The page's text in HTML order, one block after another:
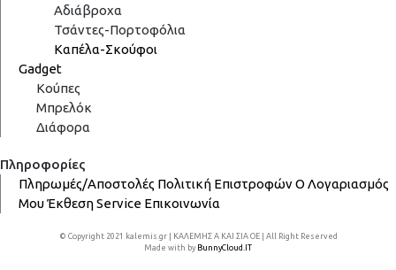
Αδιάβροχα
Τσάντες-Πορτοφόλια
Καπέλα-Σκούφοι
Gadget
Κούπες
Μπρελόκ
Διάφορα
Πληροφορίες
Πληρωμές/Αποστολές Πολιτική ΕπιστροφώνΟ Λογαριασμός
ΜουΈκθεσηService Επικοινωνία
© Copyright 2021 kalemis.gr | ΚΑΛΕΜΗΣ Α ΚΑΙ ΣΙΑ ΟΕ | All Right Reserved
Made with by BunnyCloud.IT